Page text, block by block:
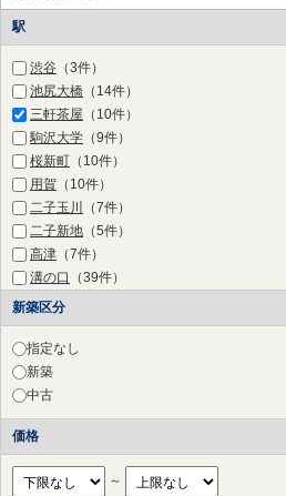
駅
渋谷 （3件）
池尻大橋 （14件）
三軒茶屋 （10件）
駒沢大学 （9件）
桜新町 （10件）
用賀 （10件）
二子玉川
（7件）
二子新地 （5件）
高津 （7件）
溝の口
（39件）
梶が谷
宮崎台（27件）
宮前平（44件）
鷺沼
たまプラーザ
あざみ野（14件）
江田
市が尾（9件）
藤が丘（11件）
新築区分
指定なし
新築
中古
価格
～